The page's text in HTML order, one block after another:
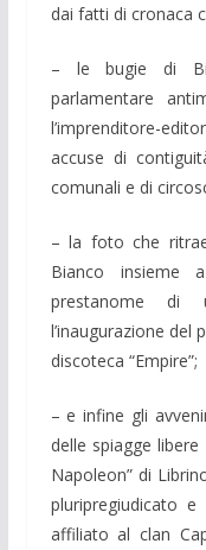
dai fatti di cronaca
– le bugie di
parlamentare
l’imprenditore-
accuse di
comunali e di
– la foto che
Bianco insieme
prestanome
l’inaugurazione del
discoteca “Empire”;
– e infine gli
delle spiagge
Napoleon” di
pluripregiudicato
affiliato al clan